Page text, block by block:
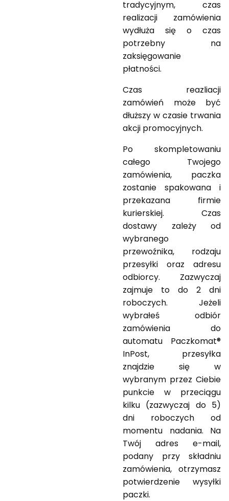
tradycyjnym, czas
realizacji zamówienia
wydłuża się o czas
potrzebny na
zaksięgowanie
płatności.
Czas reazliacji
zamówień może być
dłuższy w czasie trwania
akcji promocyjnych.
Po skompletowaniu
całego Twojego
zamówienia, paczka
zostanie spakowana i
przekazana firmie
kurierskiej. Czas
dostawy zależy od
wybranego
przewoźnika, rodzaju
przesyłki oraz adresu
odbiorcy. Zazwyczaj
zajmuje to do 2 dni
roboczych. Jeżeli
wybrałeś odbiór
zamówienia do
automatu Paczkomat®
InPost, przesyłka
znajdzie się w
wybranym przez Ciebie
punkcie w przeciągu
kilku (zazwyczaj do 5)
dni roboczych od
momentu nadania. Na
Twój adres e-mail,
podany przy składniu
zamówienia, otrzymasz
potwierdzenie wysyłki
paczki.